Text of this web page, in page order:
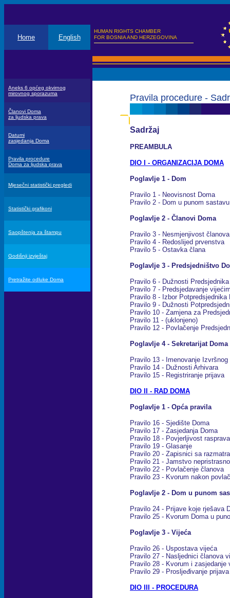
HUMAN RIGHTS CHAMBER
FOR BOSNIA AND HERZEGOVINA
Home English
Aneks 6 općeg okvirnog
mirovnog sporazuma
Članovi Doma
za ljudska prava
Datumi
zasjedanja Doma
Pravila procedure
Doma za ljudska prava
Mjesečni statistički pregledi
Statistički grafikoni
Saopštenja za štampu
Godišnji izvještaj
Pretražite odluke Doma
Pravila procedure -
Sadržaj
PREAMBULA
DIO I - ORGANIZACIJA DOMA
Poglavlje 1 - Dom
Pravilo 1 - Neovisnost Doma
Pravilo 2 - Dom u punom
Poglavlje 2 - Članovi Doma
Pravilo 3 - Nesmjenjivost
Pravilo 4 - Redoslijed prvenstva
Pravilo 5 - Ostavka člana
Poglavlje 3 - Predsjedništvo
Pravilo 6 - Dužnosti
Pravilo 7 - Predsjedavanje
Pravilo 8 - Izbor Potpredsjednika
Pravilo 9 - Dužnosti
Pravilo 10 - Zamjena za
Pravilo 11 - (uklonjeno)
Pravilo 12 - Povlačenje
Poglavlje 4 - Sekretarijat Doma
Pravilo 13 - Imenovanje
Pravilo 14 - Dužnosti Arhivara
Pravilo 15 - Registriranje prijava
DIO II - RAD DOMA
Poglavlje 1 - Opća pravila
Pravilo 16 - Sjedište Doma
Pravilo 17 - Zasjedanja Doma
Pravilo 18 - Povjerljivost rasprava
Pravilo 19 - Glasanje
Pravilo 20 - Zapisnici sa
Pravilo 21 - Jamstvo
Pravilo 22 - Povlačenje članova
Pravilo 23 - Kvorum nakon
Poglavlje 2 - Dom u punom
Pravilo 24 - Prijave koje rješava
Pravilo 25 - Kvorum Doma u
Poglavlje 3 - Vijeća
Pravilo 26 - Uspostava vijeća
Pravilo 27 - Nasljednici članova
Pravilo 28 - Kvorum i zasjedanje
Pravilo 29 - Prosljeđivanje
DIO III - PROCEDURA